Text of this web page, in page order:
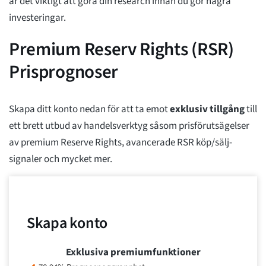
investeringar.
Premium Reserv Rights (RSR)
Prisprognoser
Skapa ditt konto nedan för att ta emotexklusiv tillgångtill
ett brett utbud av handelsverktyg såsom prisförutsägelser
av premium Reserve Rights, avancerade RSR köp/sälj-
signaler och mycket mer.
Skapa konto
Exklusiva premiumfunktioner